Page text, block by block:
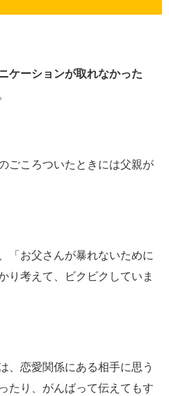
ケーションが取れなかった
ごころついたときには父親が
「お父さんが暴れないために
り考えて、ビクビクしていま
、恋愛関係にある相手に思う
たり、がんばって伝えてもす